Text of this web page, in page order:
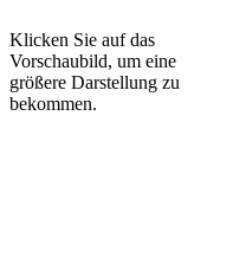
Klicken Sie auf das
Vorschaubild, um eine
größere Darstellung zu
bekommen.